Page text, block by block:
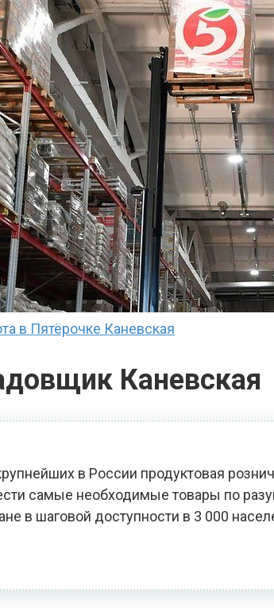
в Пятёрочке Каневская
Каневская
в России продуктовая
самые необходимые товары по
в шаговой доступности в 3 000